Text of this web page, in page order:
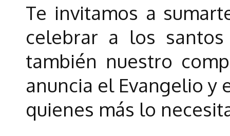
Te invitamos a
celebrar a los
también nuestro
anuncia el Evangelio y
quienes más lo